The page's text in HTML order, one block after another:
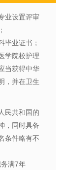
业设置评审
毕业证书；
学院校护理
当获得中华
，并在卫生
民共和国的
，同时具备
条件略有不
满7年